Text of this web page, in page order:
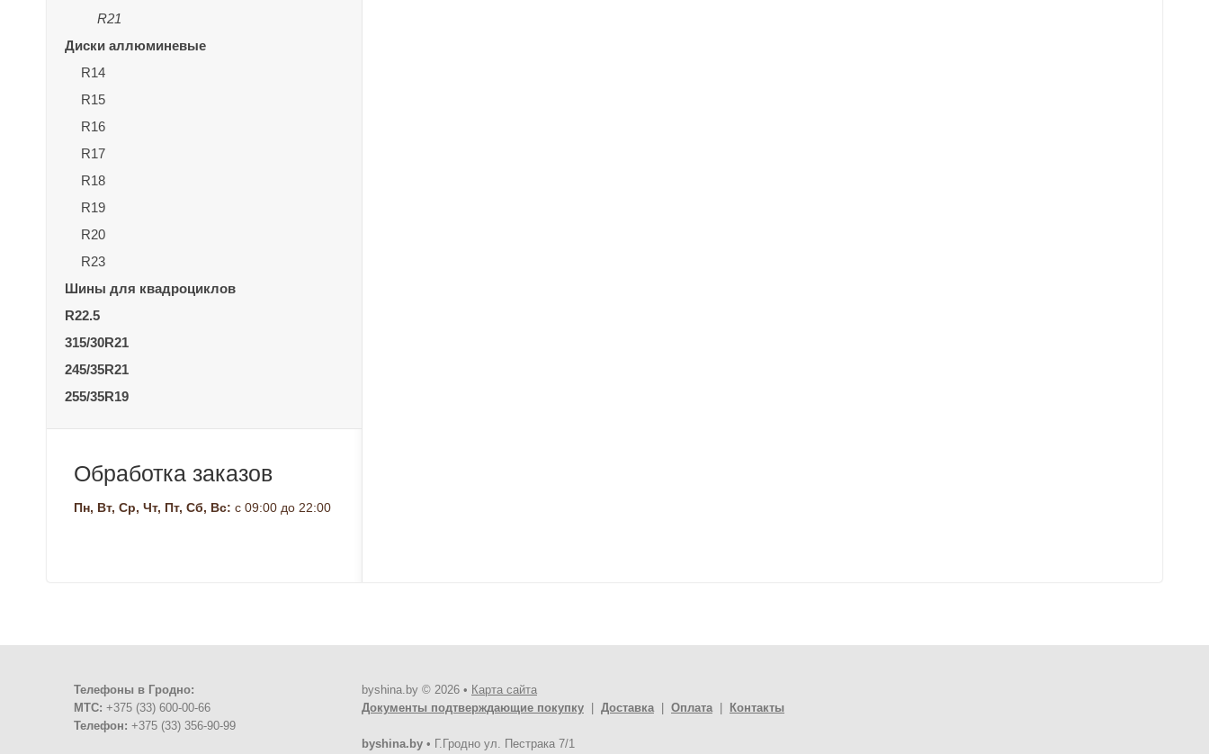
R21
Диски аллюминевые
R14
R15
R16
R17
R18
R19
R20
R23
Шины для квадроциклов
R22.5
315/30R21
245/35R21
255/35R19
Обработка заказов
Пн, Вт, Ср, Чт, Пт, Сб, Вс: с 09:00 до 22:00
Телефоны в Гродно:
МТС: +375 (33) 600-00-66
Телефон: +375 (33) 356-90-99
byshina.by © 2026 • Карта сайта
Документы подтверждающие покупку
Доставка| Оплата| Контакты
byshina.by • Г.Гродно ул. Пестрака 7/1